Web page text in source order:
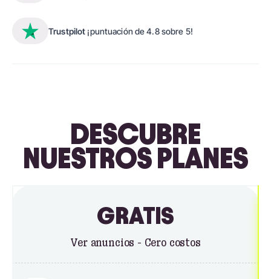
Trustpilot ¡puntuación de 4.8 sobre 5!
DESCUBRE
NUESTROS PLANES
GRATIS
Ver anuncios - Cero costos